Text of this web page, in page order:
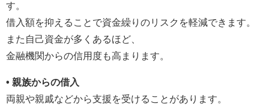
す。
借入額を抑えることで資金繰りのリスクを軽減できます。
また自己資金が多くあるほど、
金融機関からの信用度も高まります。
• 親族からの借入
両親や親戚などから支援を受けることがあります。